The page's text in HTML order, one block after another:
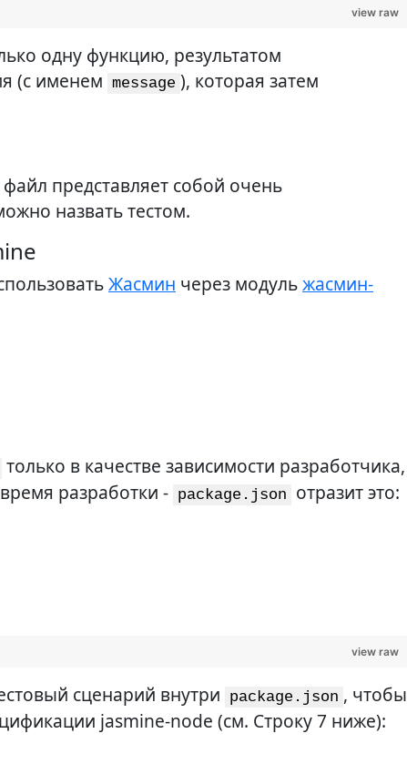
view raw
одну функцию, результатом
(с именем message ), которая затем
представляет собой очень
назвать тестом.
Жасмин через модульжасмин-
только в качестве зависимости разработчика,
разработки - package.json отразит это:
view raw
сценарий внутри package.json , чтобы
jasmine-node (см. Строку 7 ниже):